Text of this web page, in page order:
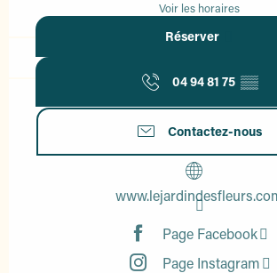
Voir les horaires
Réserver
04 94 81 75 ▒▒
Contactez-nous
Page Facebook
Page Instagram